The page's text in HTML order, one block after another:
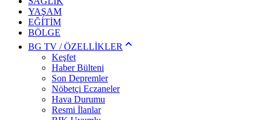
YAŞAM
EĞİTİM
BÖLGE
BG TV / ÖZELLİKLER
Keşfet
Haber Bülteni
Son Depremler
Nöbetçi Eczaneler
Hava Durumu
Resmi İlanlar